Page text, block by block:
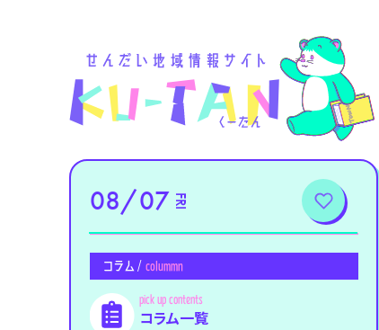
08/07 FRI
コラム / colummn
コラム一覧